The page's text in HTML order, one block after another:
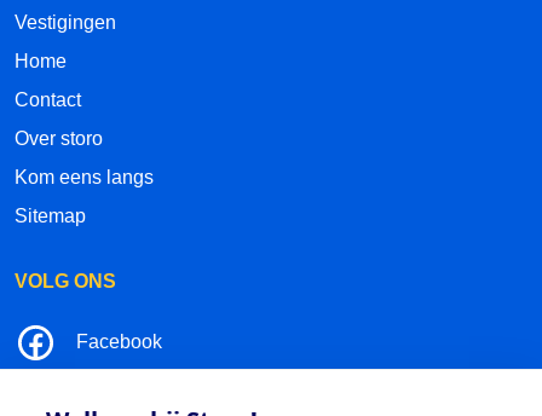
Vestigingen
Home
Contact
Over storo
Kom eens langs
Sitemap
VOLG ONS
Facebook